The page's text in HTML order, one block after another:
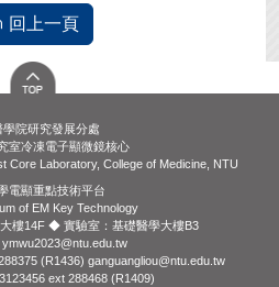
回上一頁
學院研究發展分處
室冷凍電子顯微鏡核心
Core Laboratory, College of Medicine, NTU
電顯重點技術平台
of EM Key Technology
樓14F ◆ 實驗室：基礎醫學大樓B3
(R1436) ganguangliou@ntu.edu.tw
ext 288468 (R1409)